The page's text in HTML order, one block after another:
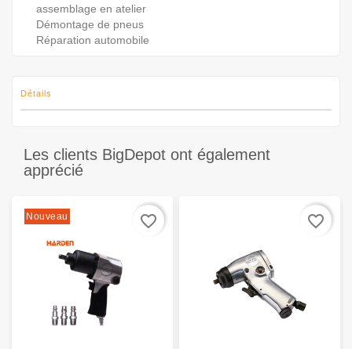
assemblage en atelier
Démontage de pneus
Réparation automobile
Détails
Les clients BigDepot ont également
apprécié
Nouveau favorite_border favorite_border